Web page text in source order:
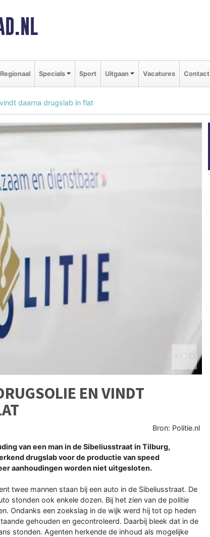
Regionaal Specials Sport Uitgaan Vacatures Contact
daarna drugslab in flat
EN VINDT
Bron: Politie.nl
van een man in de Sibeliusstraat in Tilburg,
drugslab voor de productie van speed
aanhoudingen worden niet uitgesloten.
twee mannen staan bij een auto in de Sibeliusstraat. De
stonden ook enkele dozen. Bij het zien van de politie
Ondanks een zoekslag in de wijk werd hij tot op heden
gehouden en gecontroleerd. Daarbij bleek dat in de
stonden. Agenten herkende de inhoud als mogelijke